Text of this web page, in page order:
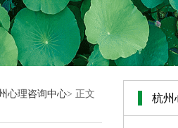
心理咨询中心> 正文 杭州